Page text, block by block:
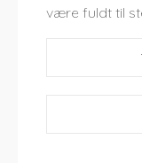
være fuldt til